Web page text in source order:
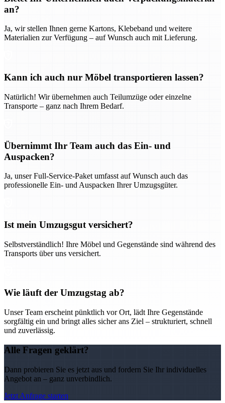
an?
Ja, wir stellen Ihnen gerne Kartons, Klebeband und weitere
Materialien zur Verfügung – auf Wunsch auch mit Lieferung.
Kann ich auch nur Möbel transportieren lassen?
Natürlich! Wir übernehmen auch Teilumzüge oder einzelne
Transporte – ganz nach Ihrem Bedarf.
Übernimmt Ihr Team auch das Ein- und
Auspacken?
Ja, unser Full-Service-Paket umfasst auf Wunsch auch das
professionelle Ein- und Auspacken Ihrer Umzugsgüter.
Ist mein Umzugsgut versichert?
Selbstverständlich! Ihre Möbel und Gegenstände sind während des
Transports über uns versichert.
Wie läuft der Umzugstag ab?
Unser Team erscheint pünktlich vor Ort, lädt Ihre Gegenstände
sorgfältig ein und bringt alles sicher ans Ziel – strukturiert, schnell
und zuverlässig.
Alle Fragen geklärt?
Dann probieren Sie es jetzt aus und fordern Sie Ihr individuelles
Angebot an – ganz unverbindlich.
Jetzt Anfrage starten